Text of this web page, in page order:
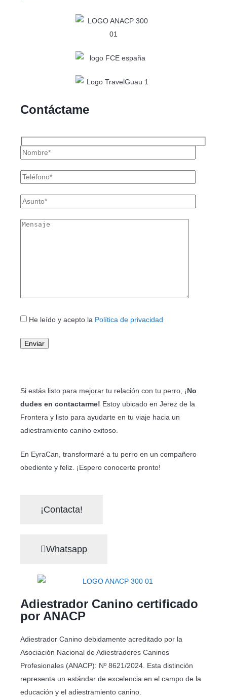
Contáctame
Si estás listo para mejorar tu relación con tu perro, ¡No
dudes en contactarme! Estoy ubicado en Jerez de la
Frontera y listo para ayudarte en tu viaje hacia un
adiestramiento canino exitoso.
En EyraCan, transformaré a tu perro en un compañero
obediente y feliz. ¡Espero conocerte pronto!
¡Contacta!
Whatsapp
He leído y acepto la Política de privacidad
Adiestrador Canino certificado
por ANACP
Adiestrador Canino debidamente acreditado por la
Asociación Nacional de Adiestradores Caninos
Profesionales (ANACP): Nº 8621/2024. Esta distinción
representa un estándar de excelencia en el campo de la
educación y el adiestramiento canino.